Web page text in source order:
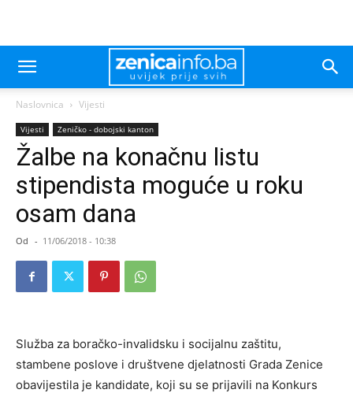
Naslovnica Vijesti
Vijesti Zeničko - dobojski kanton
Žalbe na konačnu listu
stipendista moguće u roku
osam dana
Od - 11/06/2018 - 10:38
Služba za boračko-invalidsku i socijalnu zaštitu,
stambene poslove i društvene djelatnosti Grada Zenice
obavijestila je kandidate, koji su se prijavili na Konkurs